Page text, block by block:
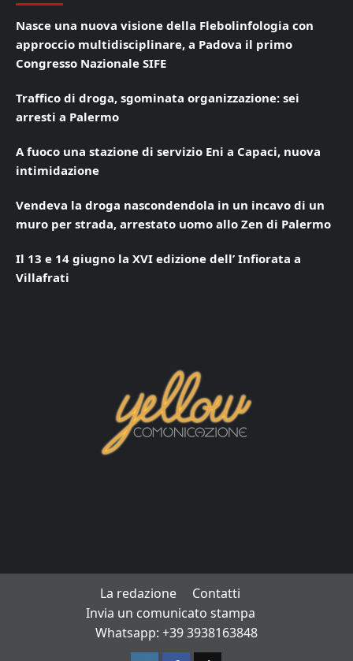
Nasce una nuova visione della Flebolinfologia con
approccio multidisciplinare, a Padova il primo
Congresso Nazionale SIFE
Traffico di droga, sgominata organizzazione: sei
arresti a Palermo
A fuoco una stazione di servizio Eni a Capaci, nuova
intimidazione
Vendeva la droga nascondendola in un incavo di un
muro per strada, arrestato uomo allo Zen di Palermo
Il 13 e 14 giugno la XVI edizione dell’ Infiorata a
Villafrati
La redazione
Contatti
Invia un comunicato stampa
Whatsapp: +39 3938163848